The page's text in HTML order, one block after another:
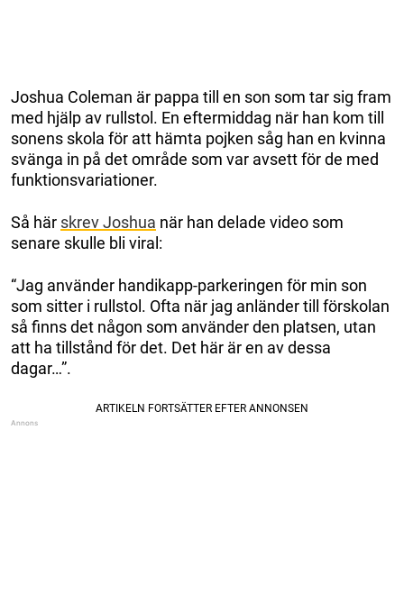
Joshua Coleman är pappa till en son som tar sig fram
med hjälp av rullstol. En eftermiddag när han kom till
sonens skola för att hämta pojken såg han en kvinna
svänga in på det område som var avsett för de med
funktionsvariationer.
Så här skrev Joshua när han delade video som
senare skulle bli viral:
“Jag använder handikapp-parkeringen för min son
som sitter i rullstol. Ofta när jag anländer till förskolan
så finns det någon som använder den platsen, utan
att ha tillstånd för det. Det här är en av dessa
dagar…”.